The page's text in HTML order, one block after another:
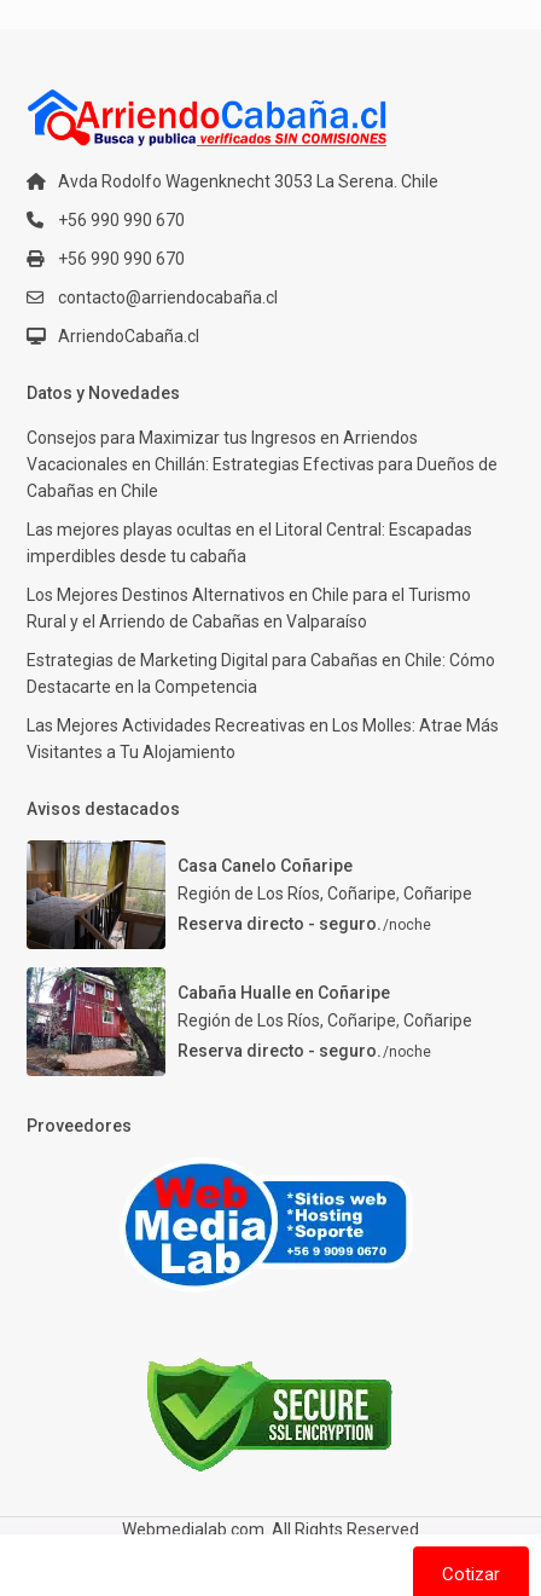
Avda Rodolfo Wagenknecht 3053 La Serena. Chile
+56 990 990 670
+56 990 990 670
contacto@arriendocabaña.cl
ArriendoCabaña.cl
Datos y Novedades
Consejos para Maximizar tus Ingresos en Arriendos
Vacacionales en Chillán: Estrategias Efectivas para Dueños de
Cabañas en Chile
Las mejores playas ocultas en el Litoral Central: Escapadas
imperdibles desde tu cabaña
Los Mejores Destinos Alternativos en Chile para el Turismo
Rural y el Arriendo de Cabañas en Valparaíso
Estrategias de Marketing Digital para Cabañas en Chile: Cómo
Destacarte en la Competencia
Las Mejores Actividades Recreativas en Los Molles: Atrae Más
Visitantes a Tu Alojamiento
Avisos destacados
Casa Canelo Coñaripe
Región de Los Ríos, Coñaripe, Coñaripe
Reserva directo - seguro./noche
Cabaña Hualle en Coñaripe
Región de Los Ríos, Coñaripe, Coñaripe
Reserva directo - seguro./noche
Proveedores
Webmedialab.com. All Rights Reserved
Política de privacidad
Política de Cookies
Cotizar